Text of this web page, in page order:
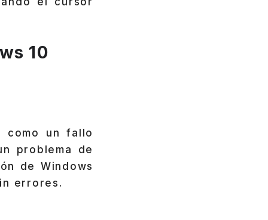
10
como un fallo
problema de
de Windows
errores.